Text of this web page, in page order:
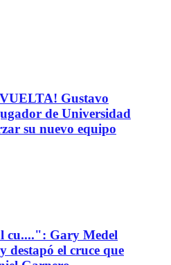
Gustavo
de Universidad
su nuevo equipo
cu....": Gary Medel
destapó el cruce que